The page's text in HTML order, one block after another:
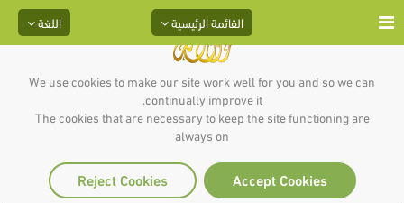
We use cookies to make our site work well for you and so we can
continually improve it.
The cookies that are necessary to keep the site functioning are
always on
Accept Cookies
Reject Cookies
اللغة القائمة الرئيسية
مقدمة